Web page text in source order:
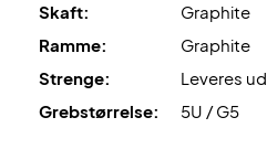
Skaft:
Graphite
Ramme:
Graphite
Strenge:
Leveres
Grebstørrelse:
5U / G5